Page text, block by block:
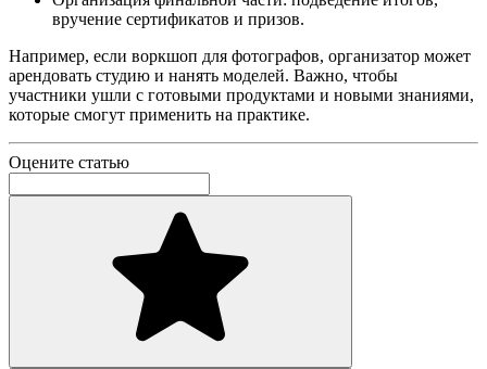
вручение сертификатов и призов.
Например, если воркшоп для фотографов, организатор может
арендовать студию и нанять моделей. Важно, чтобы
участники ушли с готовыми продуктами и новыми знаниями,
которые смогут применить на практике.
Оцените статью